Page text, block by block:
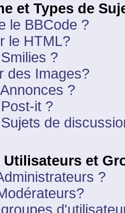
et Types de
le BBCode ?
le HTML?
?
des Images?
?
it ?
de
Utilisateurs et
?